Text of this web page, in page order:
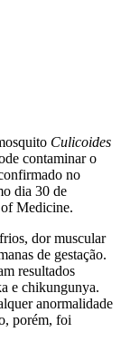
Culicoides
contaminar o
no
dia 30 de
Medicine.
dor muscular
de gestação.
resultados
e chikungunya.
anormalidade
porém, foi